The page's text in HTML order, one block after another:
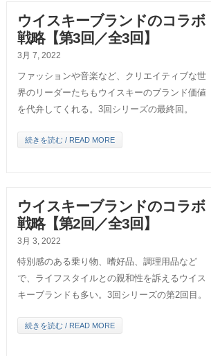
ウイスキーブランドのコラボ
戦略【第3回／全3回】
3月 7, 2022
ファッションや音楽など、クリエイティブな世
界のリーダーたちもウイスキーのブランド価値
を代弁してくれる。3回シリーズの最終回。
続きを読む / READ MORE
ウイスキーブランドのコラボ
戦略【第2回／全3回】
3月 3, 2022
特別感のある乗り物、嗜好品、調理用品など
で、ライフスタイルとの親和性を訴えるウイス
キーブランドも多い。3回シリーズの第2回目。
続きを読む / READ MORE